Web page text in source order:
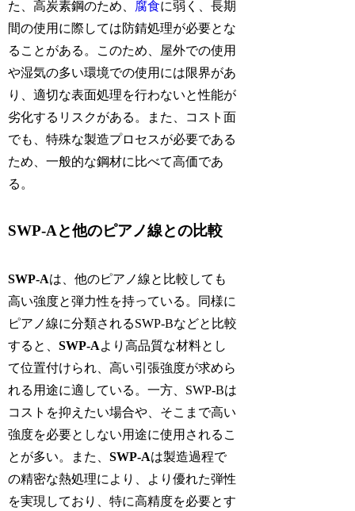
た、高炭素鋼のため、
腐食に弱く、長期
間の使用に際しては防錆処理が必要とな
ることがある。このため、屋外での使用
や湿気の多い環境での使用には限界があ
り、適切な表面処理を行わないと性能が
劣化するリスクがある。また、コスト面
でも、特殊な製造プロセスが必要である
ため、一般的な鋼材に比べて高価であ
る。
SWP-Aと他のピアノ線との比較
SWP-Aは、他のピアノ線と比較しても
高い強度と弾力性を持っている。同様に
ピアノ線に分類されるSWP-Bなどと比較
すると、SWP-Aより高品質な材料とし
て位置付けられ、高い引張強度が求めら
れる用途に適している。一方、SWP-Bは
コストを抑えたい場合や、そこまで高い
強度を必要としない用途に使用されるこ
とが多い。また、SWP-Aは製造過程で
の精密な熱処理により、より優れた弾性
を実現しており、特に高精度を必要とす